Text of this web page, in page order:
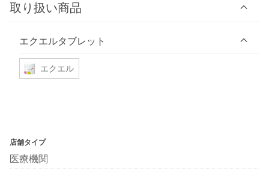
取り扱い商品
エクエルタブレット
エクエル
店舗タイプ
医療機関